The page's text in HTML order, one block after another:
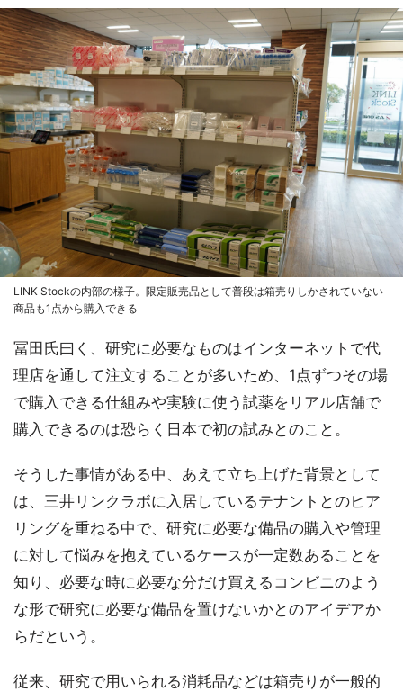
LINK Stockの内部の様子。限定販売品として普段は箱売りしかされていない
商品も1点から購入できる
冨田氏曰く、研究に必要なものはインターネットで代
理店を通して注文することが多いため、1点ずつその場
で購入できる仕組みや実験に使う試薬をリアル店舗で
購入できるのは恐らく日本で初の試みとのこと。
そうした事情がある中、あえて立ち上げた背景として
は、三井リンクラボに入居しているテナントとのヒア
リングを重ねる中で、研究に必要な備品の購入や管理
に対して悩みを抱えているケースが一定数あることを
知り、必要な時に必要な分だけ買えるコンビニのよう
な形で研究に必要な備品を置けないかとのアイデアか
らだという。
従来、研究で用いられる消耗品などは箱売りが一般的